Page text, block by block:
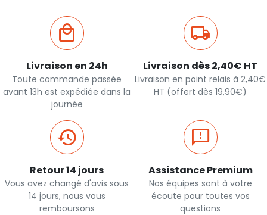
Livraison en 24h
Toute commande passée
avant 13h est expédiée dans la
journée
Livraison dès 2,40€ HT
Livraison en point relais à 2,40€
HT (offert dès 19,90€)
Retour 14 jours
Vous avez changé d'avis sous
14 jours, nous vous
remboursons
Assistance Premium
Nos équipes sont à votre
écoute pour toutes vos
questions